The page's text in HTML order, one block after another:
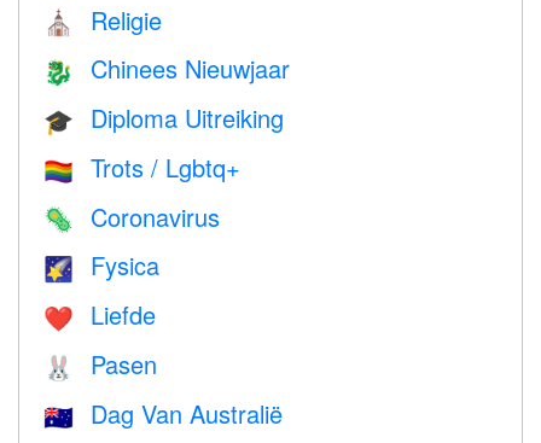
⛪️ Religie
🐉 Chinees Nieuwjaar
🎓 Diploma Uitreiking
🏳️‍🌈 Trots / Lgbtq+
🦠 Coronavirus
🌠 Fysica
❤️️ Liefde
🐰 Pasen
🇦🇺 Dag Van Australië